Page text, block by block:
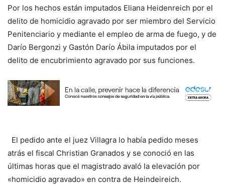
Por los hechos están imputados Eliana Heidenreich por el
delito de homicidio agravado por ser miembro del Servicio
Penitenciario y mediante el empleo de arma de fuego, y de
Darío Bergonzi y Gastón Darío Ábila imputados por el
delito de encubrimiento agravado por sus funciones.
El pedido ante el juez Villagra lo había pedido meses
atrás el fiscal Christian Granados y se conoció en las
últimas horas que el magistrado avaló la elevación por
«homicidio agravado» en contra de Heindeireich.